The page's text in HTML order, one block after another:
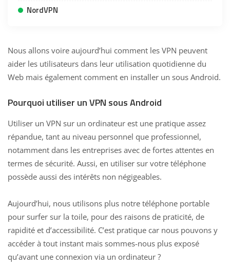
NordVPN
Nous allons voire aujourd’hui comment les VPN peuvent
aider les utilisateurs dans leur utilisation quotidienne du
Web mais également comment en installer un sous Android.
Pourquoi utiliser un VPN sous Android
Utiliser un VPN sur un ordinateur est une pratique assez
répandue, tant au niveau personnel que professionnel,
notamment dans les entreprises avec de fortes attentes en
termes de sécurité. Aussi, en utiliser sur votre téléphone
possède aussi des intérêts non négigeables.
Aujourd’hui, nous utilisons plus notre téléphone portable
pour surfer sur la toile, pour des raisons de praticité, de
rapidité et d’accessibilité. C’est pratique car nous pouvons y
accéder à tout instant mais sommes-nous plus exposé
qu’avant une connexion via un ordinateur ?